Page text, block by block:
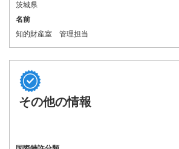
茨城県
名前
知的財産室 管理担当
その他の情報